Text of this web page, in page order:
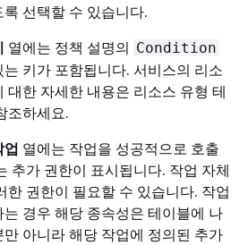
선택할 수 있습니다.
열에는 정책 설명의 Condition
키가 포함됩니다. 서비스의 리소
대한 자세한 내용은 리소스 유형 테
조하세요.
업 열에는 작업을 성공적으로 호출
추가 권한이 표시됩니다. 작업 자체
한 권한이 필요할 수 있습니다. 작업
경우 해당 종속성은 테이블에 나
아니라 해당 작업에 정의된 추가